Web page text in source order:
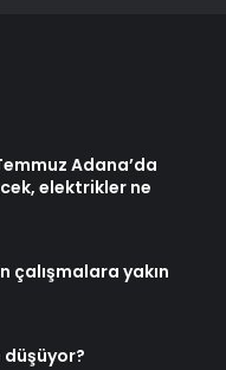
Adana’da
elektrikler ne
çalışmalara yakın
düşüyor?